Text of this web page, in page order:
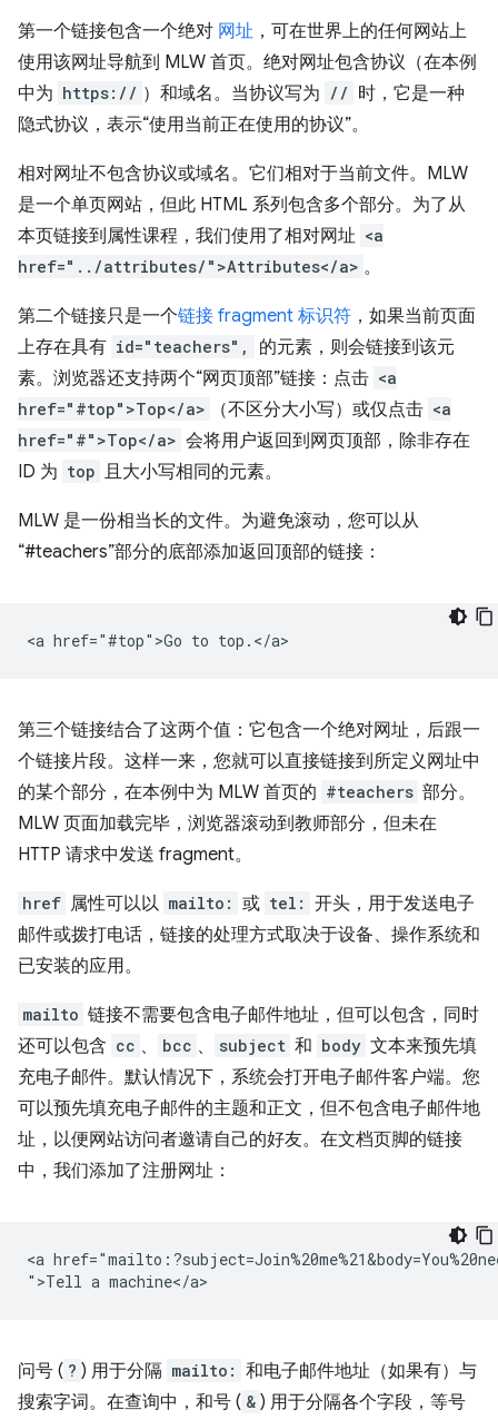
第一个链接包含一个绝对 网址 ，可在世界上的任何网站上
使用该网址导航到 MLW 首页。绝对网址包含协议（在本例
中为 https:// ）和域名。当协议写为 // 时，它是一种
隐式协议，表示“使用当前正在使用的协议”。
相对网址不包含协议或域名。它们相对于当前文件。MLW
是一个单页网站，但此 HTML 系列包含多个部分。为了从
本页链接到属性课程，我们使用了相对网址 <a
href="../attributes/">Attributes</a> 。
第二个链接只是一个链接 fragment 标识符 ，如果当前页面
上存在具有 id="teachers",
的元素，则会链接到该元
素。浏览器还支持两个“网页顶部”链接：点击 <a
href="#top">Top</a>
（不区分大小写）或仅点击 <a
href="#">Top</a> 会将用户返回到网页顶部，除非存在
ID 为 top 且大小写相同的元素。
MLW 是一份相当长的文件。为避免滚动，您可以从
“#teachers”部分的底部添加返回顶部的链接：
第三个链接结合了这两个值：它包含一个绝对网址，后跟一
个链接片段。这样一来，您就可以直接链接到所定义网址中
的某个部分，在本例中为 MLW 首页的 #teachers 部分。
MLW 页面加载完毕，浏览器滚动到教师部分，但未在
HTTP 请求中发送 fragment。
href 属性可以以 mailto: 或 tel: 开头，用于发送电子
邮件或拨打电话，链接的处理方式取决于设备、操作系统和
已安装的应用。
mailto 链接不需要包含电子邮件地址，但可以包含，同时
还可以包含 cc 、 bcc 、 subject 和 body 文本来预先填
充电子邮件。默认情况下，系统会打开电子邮件客户端。您
可以预先填充电子邮件的主题和正文，但不包含电子邮件地
址，以便网站访问者邀请自己的好友。在文档页脚的链接
中，我们添加了注册网址：
<a
问号 ( ? ) 用于分隔 mailto: 和电子邮件地址（如果有）与
搜索字词。在查询中，和号 ( & ) 用于分隔各个字段，等号